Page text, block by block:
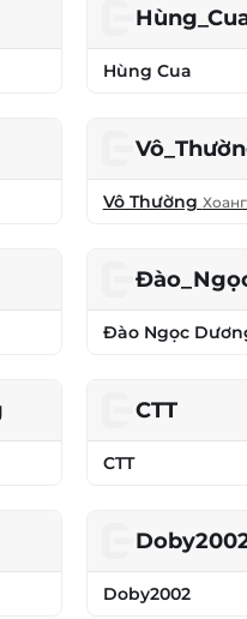
Hùng Cua
Vô Thường
Đào Ngọc
CTT
CTT
Doby2002